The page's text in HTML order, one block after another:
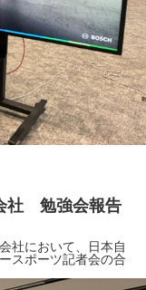
社 勉強会報告
社において、日本自
スポーツ記者会の合